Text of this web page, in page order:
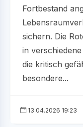
Fortbestand
sichern. Die
in
die kritisch
besondere...
13.04.2026 19:23